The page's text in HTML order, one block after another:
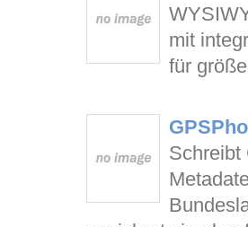
mit
für
Schreibt